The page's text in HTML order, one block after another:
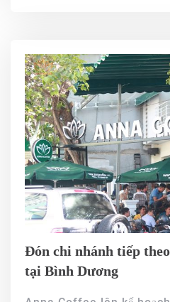
Đón chi nhánh tiếp
tại Bình Dương